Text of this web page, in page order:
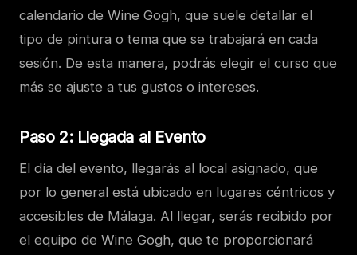
calendario de Wine Gogh, que suele detallar el
tipo de pintura o tema que se trabajará en cada
sesión. De esta manera, podrás elegir el curso que
más se ajuste a tus gustos o intereses.
Paso 2: Llegada al Evento
El día del evento, llegarás al local asignado, que
por lo general está ubicado en lugares céntricos y
accesibles de Málaga. Al llegar, serás recibido por
el equipo de Wine Gogh, que te proporcionará